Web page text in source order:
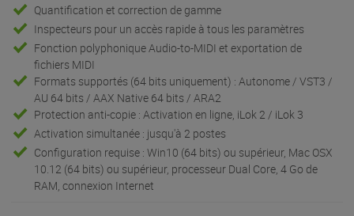
Quantification et correction de gamme
Inspecteurs pour un accès rapide à tous les paramètres
Fonction polyphonique Audio-to-MIDI et exportation de
fichiers MIDI
Formats supportés (64 bits uniquement) : Autonome / VST3 /
AU 64 bits / AAX Native 64 bits / ARA2
Protection anti-copie : Activation en ligne, iLok 2 / iLok 3
Activation simultanée : jusqu'à 2 postes
Configuration requise : Win10 (64 bits) ou supérieur, Mac OSX
10.12 (64 bits) ou supérieur, processeur Dual Core, 4 Go de
RAM, connexion Internet